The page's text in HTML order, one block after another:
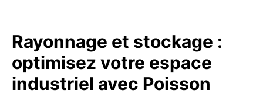
Rayonnage et stockage :
optimisez votre espace
industriel avec Poisson